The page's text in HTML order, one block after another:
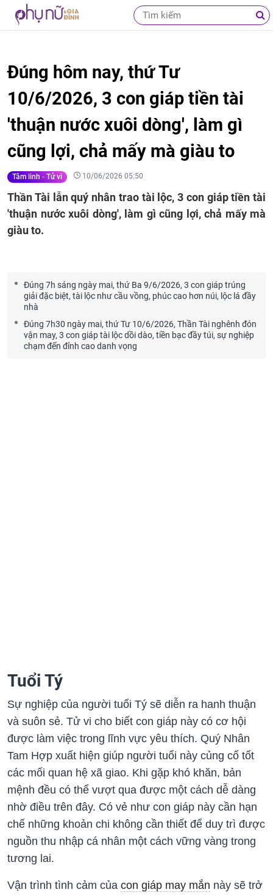
Đúng hôm nay, thứ Tư
10/6/2026, 3 con giáp tiền tài
'thuận nước xuôi dòng', làm gì
cũng lợi, chả mấy mà giàu to
Tâm linh - Tử vi 10/06/2026 05:50
Thần Tài lẫn quý nhân trao tài lộc, 3 con giáp tiền tài
'thuận nước xuôi dòng', làm gì cũng lợi, chả mấy mà
giàu to.
Đúng 7h sáng ngày mai, thứ Ba 9/6/2026, 3 con giáp trúng
giải đặc biệt, tài lộc như cầu vồng, phúc cao hơn núi, lộc lá đầy
nhà
Đúng 7h30 ngày mai, thứ Tư 10/6/2026, Thần Tài nghênh đón
vận may, 3 con giáp tài lộc dồi dào, tiền bạc đầy túi, sự nghiệp
chạm đến đỉnh cao danh vọng
Tuổi Tý
Sự nghiệp của người tuổi Tý sẽ diễn ra hanh thuận
và suôn sẻ. Tử vi cho biết con giáp này có cơ hội
được làm việc trong lĩnh vực yêu thích. Quý Nhân
Tam Hợp xuất hiện giúp người tuổi này củng cố tốt
các mối quan hệ xã giao. Khi gặp khó khăn, bản
mệnh đều có thể vượt qua được một cách dễ dàng
nhờ điều trên đây. Có vẻ như con giáp này cần hạn
chế những khoản chi không cần thiết để duy trì được
nguồn thu nhập cá nhân một cách vững vàng trong
tương lai.
Vận trình tình cảm của con giáp may mắn này sẽ trở